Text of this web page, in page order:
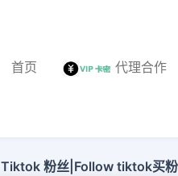
首页 代理合作
Tiktok 粉丝|Follow tiktok买